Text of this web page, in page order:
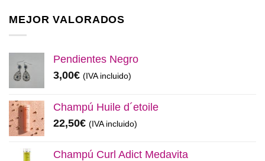
era:
es:
MEJOR VALORADOS
Pendientes Negro
3,00€ (IVA incluido)
Champú Huile d´etoile
22,50€ (IVA incluido)
Champú Curl Adict Medavita